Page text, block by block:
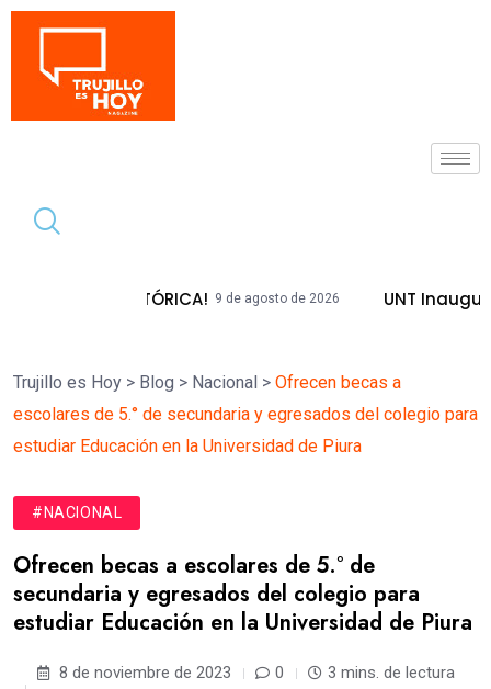
9 de agosto de 2026 UNT Inaugura Plazas
Trujillo es Hoy > Blog > Nacional > Ofrecen becas a
escolares de 5.° de secundaria y egresados del colegio para
estudiar Educación en la Universidad de Piura
#NACIONAL
Ofrecen becas a escolares de 5.° de
secundaria y egresados del colegio para
estudiar Educación en la Universidad de Piura
8 de noviembre de 2023 0 3 mins. de lectura